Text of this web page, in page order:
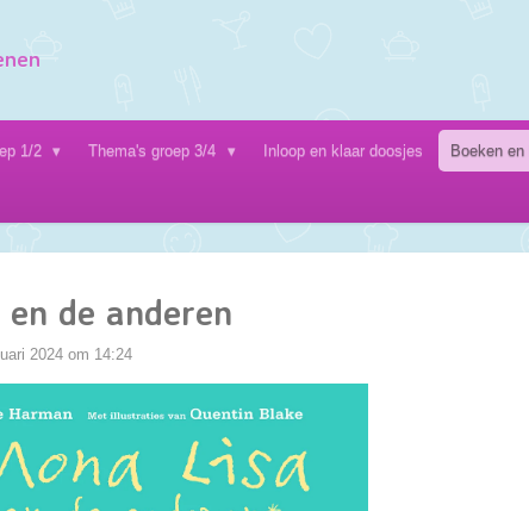
1/2 Thema's groep 3/4 Inloop en klaar doosjes Boeken en
de anderen
2024 om 14:24